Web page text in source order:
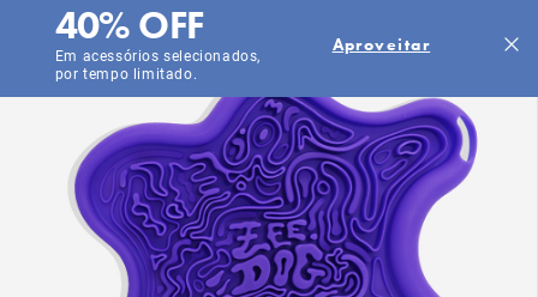
Em acessórios selecionados,
por tempo limitado.
40% OFF Aproveitar